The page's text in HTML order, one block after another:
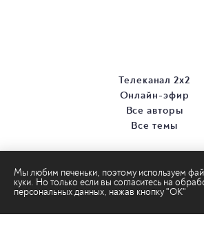
Мы любим печеньки, поэтому используем
куки. Но только если вы согласитесь на
персональных данных, нажав кнопку "ОК"
Телеканал 2х2
Онлайн-эфир
Все авторы
Все темы